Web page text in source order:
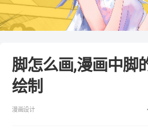
脚怎么画,漫画中脚
绘制
漫画设计